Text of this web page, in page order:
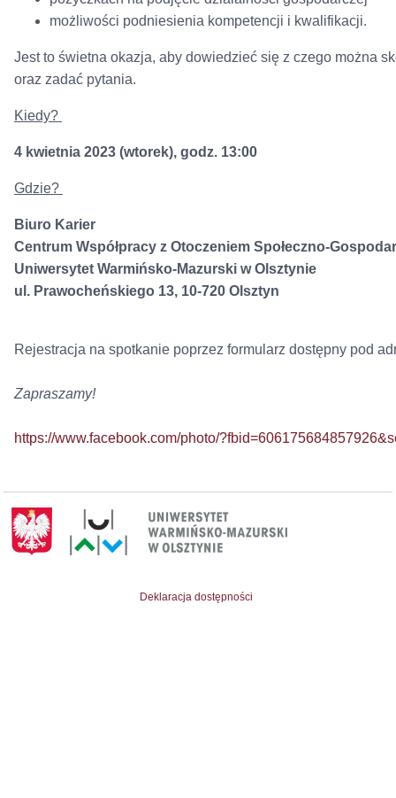
możliwości podniesienia kompetencji i kwalifikacji.
Jest to świetna okazja, aby dowiedzieć się z czego można
oraz zadać pytania.
Kiedy?
4 kwietnia 2023 (wtorek), godz. 13:00
Gdzie?
Biuro Karier
Centrum Współpracy z Otoczeniem Społeczno-
Uniwersytet Warmińsko-Mazurski w Olsztynie
ul. Prawocheńskiego 13, 10-720 Olsztyn
Rejestracja na spotkanie poprzez formularz dostępny pod
Zapraszamy!
https://www.facebook.com/photo/
Deklaracja dostępności